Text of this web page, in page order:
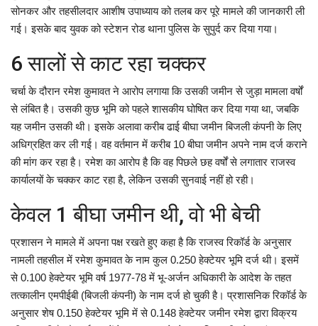
सोनकर और तहसीलदार आशीष उपाध्याय को तलब कर पूरे मामले की जानकारी ली
गई। इसके बाद युवक को स्टेशन रोड थाना पुलिस के सुपुर्द कर दिया गया।
6 सालों से काट रहा चक्कर
चर्चा के दौरान रमेश कुमावत ने आरोप लगाया कि उसकी जमीन से जुड़ा मामला वर्षों
से लंबित है। उसकी कुछ भूमि को पहले शासकीय घोषित कर दिया गया था, जबकि
यह जमीन उसकी थी। इसके अलावा करीब ढाई बीघा जमीन बिजली कंपनी के लिए
अधिग्रहित कर ली गई। वह वर्तमान में करीब 10 बीघा जमीन अपने नाम दर्ज कराने
की मांग कर रहा है। रमेश का आरोप है कि वह पिछले छह वर्षों से लगातार राजस्व
कार्यालयों के चक्कर काट रहा है, लेकिन उसकी सुनवाई नहीं हो रही।
केवल 1 बीघा जमीन थी, वो भी बेची
प्रशासन ने मामले में अपना पक्ष रखते हुए कहा है कि राजस्व रिकॉर्ड के अनुसार
नामली तहसील में रमेश कुमावत के नाम कुल 0.250 हेक्टेयर भूमि दर्ज थी। इसमें
से 0.100 हेक्टेयर भूमि वर्ष 1977-78 में भू-अर्जन अधिकारी के आदेश के तहत
तत्कालीन एमपीईबी (बिजली कंपनी) के नाम दर्ज हो चुकी है। प्रशासनिक रिकॉर्ड के
अनुसार शेष 0.150 हेक्टेयर भूमि में से 0.148 हेक्टेयर जमीन रमेश द्वारा विक्रय